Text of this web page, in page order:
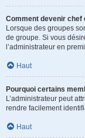
Comment devenir chef
Lorsque des groupes
de groupe. Si vous
l’administrateur en
Haut
Pourquoi certains
L’administrateur peut
rendre facilement
Haut